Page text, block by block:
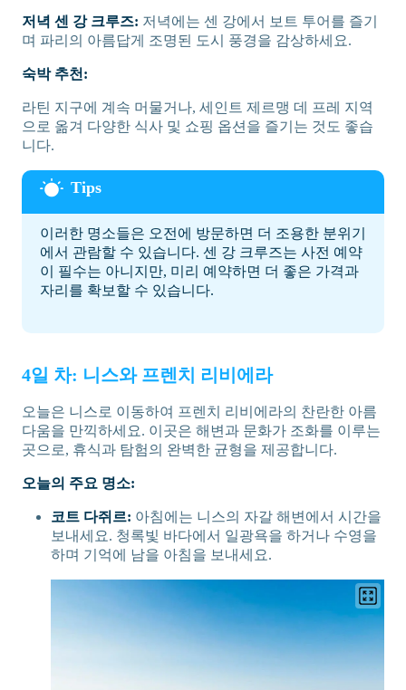
저녁 센 강 크루즈: 저녁에는 센 강에서 보트 투어를 즐기
며 파리의 아름답게 조명된 도시 풍경을 감상하세요.
숙박 추천:
라틴 지구에 계속 머물거나, 세인트 제르맹 데 프레 지역
으로 옮겨 다양한 식사 및 쇼핑 옵션을 즐기는 것도 좋습
니다.
이러한 명소들은 오전에 방문하면 더 조용한 분위기
에서 관람할 수 있습니다. 센 강 크루즈는 사전 예약
이 필수는 아니지만, 미리 예약하면 더 좋은 가격과
자리를 확보할 수 있습니다.
4일 차: 니스와 프렌치 리비에라
오늘은 니스로 이동하여 프렌치 리비에라의 찬란한 아름
다움을 만끽하세요. 이곳은 해변과 문화가 조화를 이루는
곳으로, 휴식과 탐험의 완벽한 균형을 제공합니다.
오늘의 주요 명소:
코트 다쥐르: 아침에는 니스의 자갈 해변에서 시간을
보내세요. 청록빛 바다에서 일광욕을 하거나 수영을
하며 기억에 남을 아침을 보내세요.